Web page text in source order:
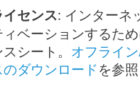
センス: インターネ
ベーションするた
シート。 オフライ
ダウンロードを参